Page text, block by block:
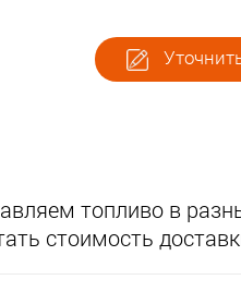
топливо в
стоимость